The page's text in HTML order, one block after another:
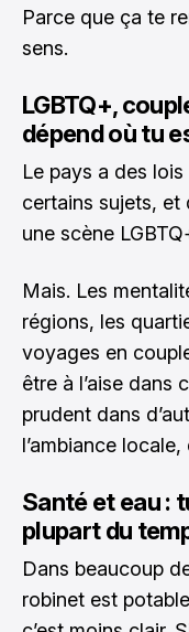
Parce que ça te
sens.
LGBTQ+,
dépend où tu
Le pays a des
certains sujets, et
une scène
Mais. Les
régions, les
voyages en
être à l’aise dans
prudent dans
l’ambiance
Santé et eau :
plupart du
Dans beaucoup
robinet est